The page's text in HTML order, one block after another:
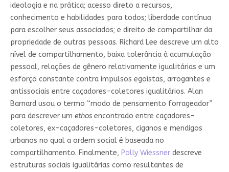
ideologia e na prática; acesso direto a recursos,
conhecimento e habilidades para todos; liberdade contínua
para escolher seus associados; e direito de compartilhar da
propriedade de outras pessoas. Richard Lee descreve um alto
nível de compartilhamento, baixa tolerância à acumulação
pessoal, relações de gênero relativamente igualitárias e um
esforço constante contra impulsos egoístas, arrogantes e
antissociais entre caçadores-coletores igualitários. Alan
Barnard usou o termo “modo de pensamento forrageador”
para descrever um ethos encontrado entre caçadores-
coletores, ex-caçadores-coletores, ciganos e mendigos
urbanos no qual a ordem social é baseada no
compartilhamento. Finalmente, Polly Wiessnerdescreve
estruturas sociais igualitárias como resultantes de